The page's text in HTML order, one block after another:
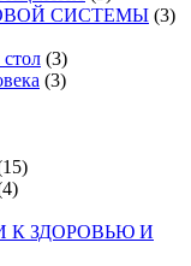
СИСТЕМЫ (3)
(3)
(3)
К ЗДОРОВЬЮ И